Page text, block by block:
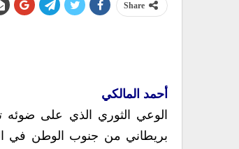
Share
أحمد المالكي
الوعي الثوري الذي على